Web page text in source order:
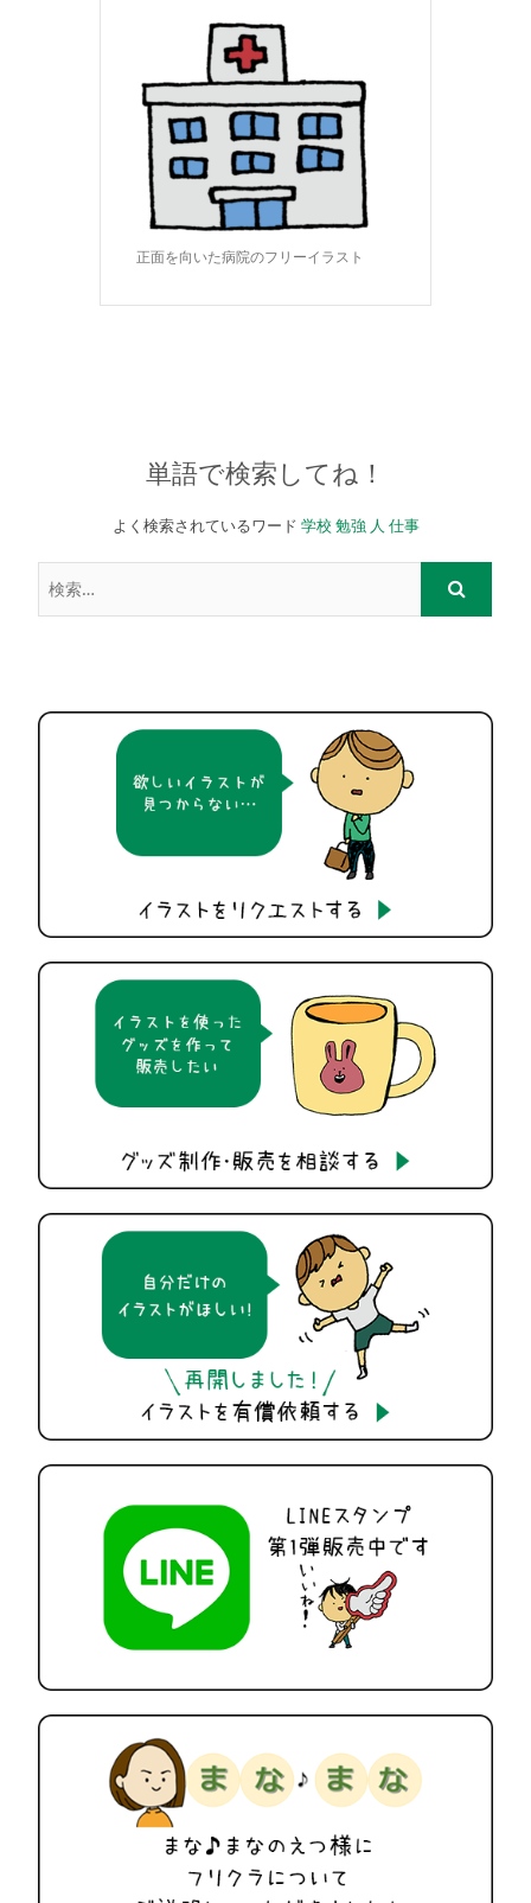
正面を向いた病院のフリーイラスト
単語で検索してね！
よく検索されているワード 学校 勉強 人 仕事